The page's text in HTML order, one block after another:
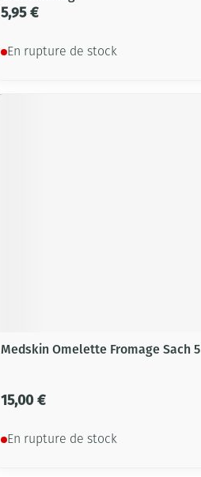
5,95 €
En rupture de stock
Medskin Omelette Fromage Sach 5
15,00 €
En rupture de stock